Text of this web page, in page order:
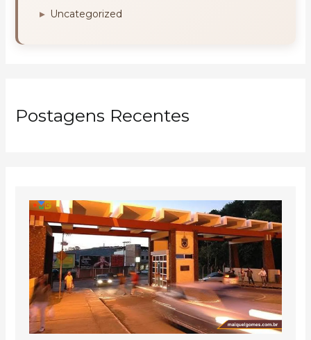
Uncategorized
Postagens Recentes